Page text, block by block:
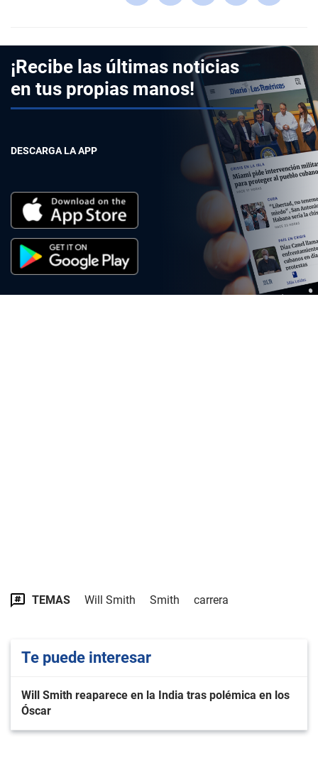
¡Recibe las últimas noticias
en tus propias manos!
DESCARGA LA APP
TEMAS Will Smith Smith carrera
Te puede interesar
Will Smith reaparece en la India tras polémica en los
Óscar